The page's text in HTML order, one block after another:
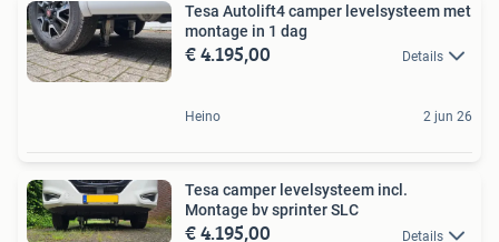
Tesa Autolift4 camper levelsysteem met
montage in 1 dag
€ 4.195,00 Details
Heino 2 jun 26
Tesa camper levelsysteem incl.
Montage bv sprinter SLC
€ 4.195,00 Details